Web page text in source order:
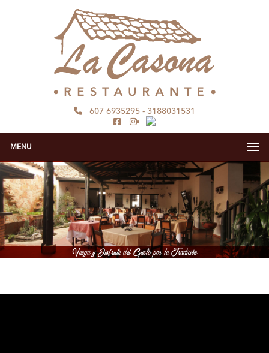
607 6935295 - 3188031531
MENU
Venga y Disfrute del Gusto por la Tradición